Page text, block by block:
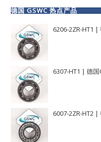
德国 GSWC 热点产品
6206-2ZR-HT1 |
6307-HT1 | 德
6007-2ZR-HT2 |